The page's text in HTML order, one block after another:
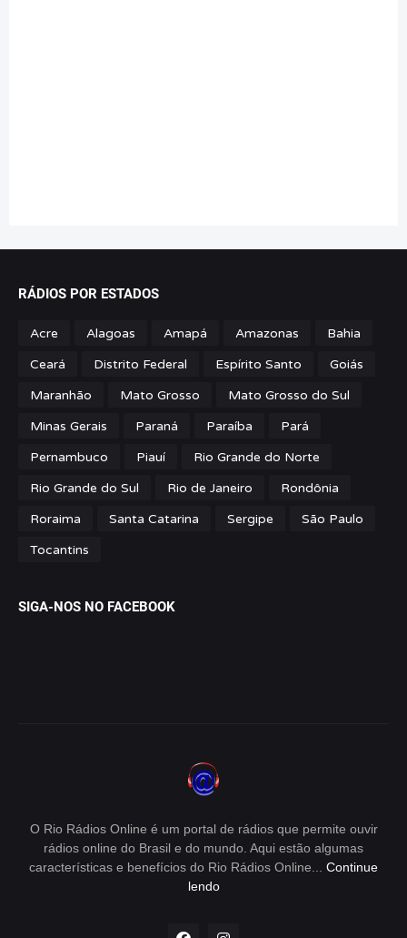
RÁDIOS POR ESTADOS
Acre Alagoas Amapá Amazonas
Bahia
Ceará
Distrito Federal Espírito Santo
Goiás
Maranhão
Mato Grosso
Mato Grosso do Sul
Minas Gerais
Paraná Paraíba
Pará
Pernambuco
Piauí
Rio Grande do Norte
Rio Grande do Sul
Rio de Janeiro
Rondônia
Roraima
Santa Catarina Sergipe
São Paulo
Tocantins
SIGA-NOS NO FACEBOOK
O Rio Rádios Online é um portal de rádios que permite ouvir
rádios online do Brasil e do mundo. Aqui estão algumas
características e benefícios do Rio Rádios Online... Continue
lendo